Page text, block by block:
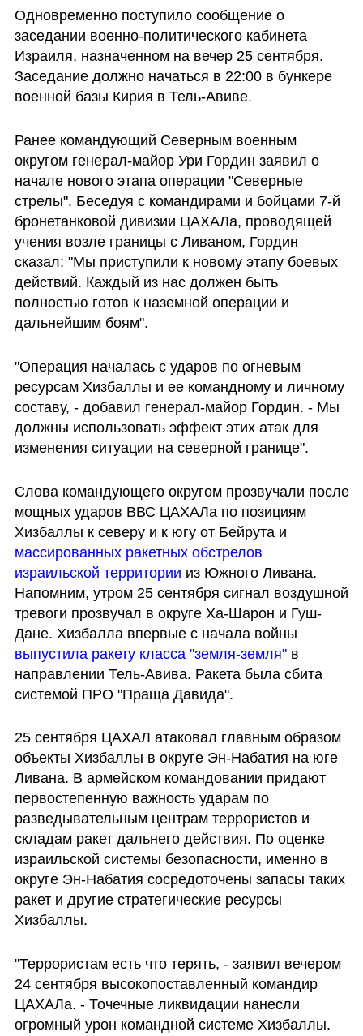
Одновременно поступило сообщение о
заседании военно-политического кабинета
Израиля, назначенном на вечер 25 сентября.
Заседание должно начаться в 22:00 в бункере
военной базы Кирия в Тель-Авиве.
Ранее командующий Северным военным
округом генерал-майор Ури Гордин заявил о
начале нового этапа операции "Северные
стрелы". Беседуя с командирами и бойцами 7-й
бронетанковой дивизии ЦАХАЛа, проводящей
учения возле границы с Ливаном, Гордин
сказал: "Мы приступили к новому этапу боевых
действий. Каждый из нас должен быть
полностью готов к наземной операции и
дальнейшим боям".
"Операция началась с ударов по огневым
ресурсам Хизбаллы и ее командному и личному
составу, - добавил генерал-майор Гордин. - Мы
должны использовать эффект этих атак для
изменения ситуации на северной границе".
Слова командующего округом прозвучали после
мощных ударов ВВС ЦАХАЛа по позициям
массированных ракетных обстрелов
израильской территории из Южного Ливана.
Напомним, утром 25 сентября сигнал воздушной
тревоги прозвучал в округе Ха-Шарон и Гуш-
выпустила ракету класса "земля-земля" в
направлении Тель-Авива. Ракета была сбита
системой ПРО "Праща Давида".
25 сентября ЦАХАЛ атаковал главным образом
объекты Хизбаллы в округе Эн-Набатия на юге
Ливана. В армейском командовании придают
первостепенную важность ударам по
разведывательным центрам террористов и
складам ракет дальнего действия. По оценке
израильской системы безопасности, именно в
округе Эн-Набатия сосредоточены запасы таких
ракет и другие стратегические ресурсы
Хизбаллы.
"Террористам есть что терять, - заявил вечером
24 сентября высокопоставленный командир
ЦАХАЛа. - Точечные ликвидации нанесли
огромный урон командной системе Хизбаллы.